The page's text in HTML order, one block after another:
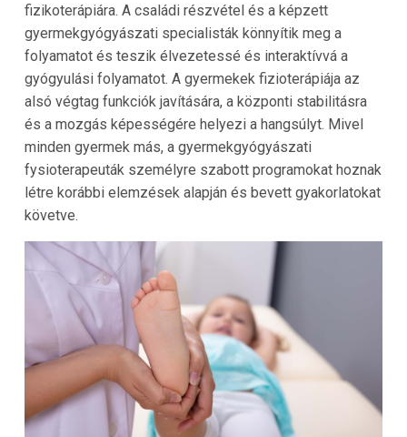
fizikoterápiára. A családi részvétel és a képzett
gyermekgyógyászati specialisták könnyítik meg a
folyamatot és teszik élvezetessé és interaktívvá a
gyógyulási folyamatot. A gyermekek fizioterápiája az
alsó végtag funkciók javítására, a központi stabilitásra
és a mozgás képességére helyezi a hangsúlyt. Mivel
minden gyermek más, a gyermekgyógyászati
fysioterapeuták személyre szabott programokat hoznak
létre korábbi elemzések alapján és bevett gyakorlatokat
követve.